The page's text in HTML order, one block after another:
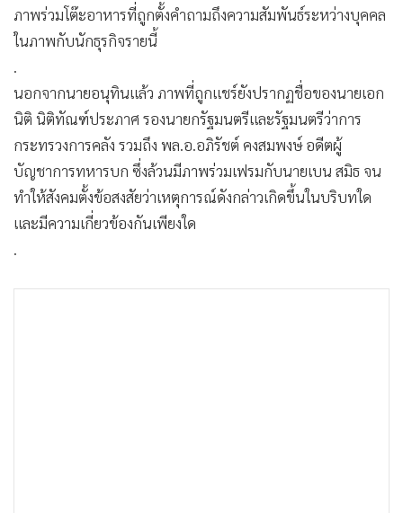
• เศรษฐกิจ-ธุรกิจ
• จีน
•
• อาชญากรรม
• Motoring
• เกม
• วิทยาศาสตร์
• SMEs
• หุ้น
• กองทุนรวม
ภาพร่วมโต๊ะอาหารที่ถูกตั้งคำถามถึงความสัมพันธ์ระหว่างบุคคล
ในภาพกับนักธุรกิจรายนี้
.
นอกจากนายอนุทินแล้ว ภาพที่ถูกแชร์ยังปรากฏชื่อของนายเอก
นิติ นิติทัณฑ์ประภาศ รองนายกรัฐมนตรีและรัฐมนตรีว่าการ
กระทรวงการคลัง รวมถึง พล.อ.อภิรัชต์ คงสมพงษ์ อดีตผู้
บัญชาการทหารบก ซึ่งล้วนมีภาพร่วมเฟรมกับนายเบน สมิธ จน
ทำให้สังคมตั้งข้อสงสัยว่าเหตุการณ์ดังกล่าวเกิดขึ้นในบริบทใด
และมีความเกี่ยวข้องกันเพียงใด
.